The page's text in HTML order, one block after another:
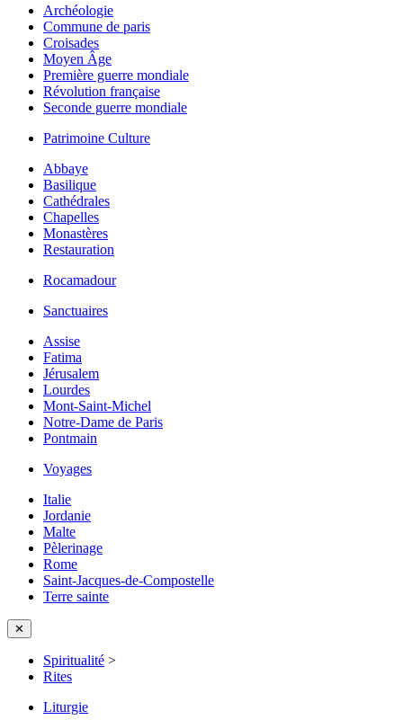
Archéologie
Commune de paris
Croisades
Moyen Âge
Première guerre mondiale
Révolution française
Seconde guerre mondiale
Patrimoine Culture
Abbaye
Basilique
Cathédrales
Chapelles
Monastères
Restauration
Rocamadour
Sanctuaires
Assise
Fatima
Jérusalem
Lourdes
Mont-Saint-Michel
Notre-Dame de Paris
Pontmain
Voyages
Italie
Jordanie
Malte
Pèlerinage
Rome
Saint-Jacques-de-Compostelle
Terre sainte
✕
Spiritualité >
Rites
Liturgie